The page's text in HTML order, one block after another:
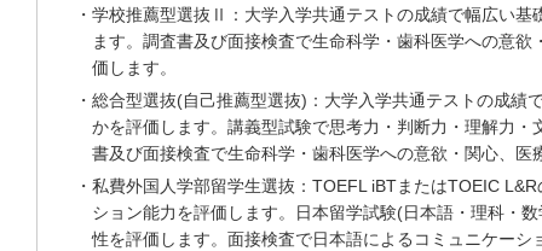
・学校推薦型選抜Ⅱ：大学入学共通テストの成績で幅広い基
ます。調査書及び面接検査で生命科学・歯科医学への意
価します。
・総合型選抜(自己推薦型選抜)：大学入学共通テストの成績
かを評価します。講義型試験で思考力・判断力・理解力・
書及び面接検査で生命科学・歯科医学への意欲・関心、医
・私費外国人学部留学生選抜：TOEFL iBTまたはTOEIC
ション能力を評価します。日本留学試験(日本語・理科・
性を評価します。面接検査で日本語によるコミュニケーシ